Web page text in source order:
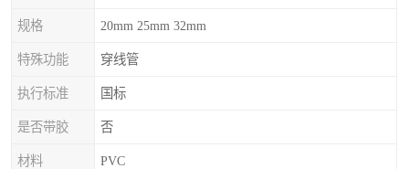
规格 20mm 25mm 32mm
特殊功能 穿线管
执行标准 国标
是否带胶 否
材料 PVC